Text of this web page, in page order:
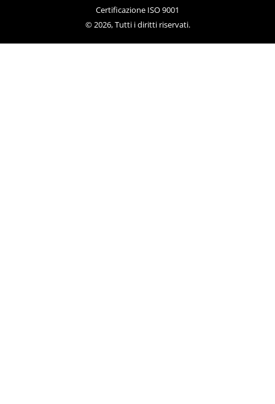
Certificazione ISO 9001
© 2026, Tutti i diritti riservati.